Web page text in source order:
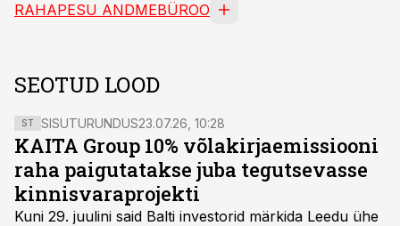
RAHAPESU ANDMEBÜROO
SEOTUD LOOD
ST SISUTURUNDUS23.07.26, 10:28
KAITA Group 10% võlakirjaemissiooni
raha paigutatakse juba tegutsevasse
kinnisvaraprojekti
Kuni 29. juulini said Balti investorid märkida Leedu ühe